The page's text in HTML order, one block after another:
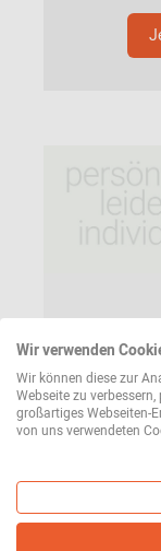
Was Sie
individuellen
ersten
Lesen Sie
Wir verwenden
Wir können diese zur
Webseite zu
großartiges Webseiten-
von uns verwendeten